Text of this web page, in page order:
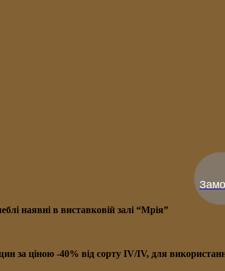
наявні в виставковій залі “Мрія”
за ціною -40% від сорту IV/IV, для